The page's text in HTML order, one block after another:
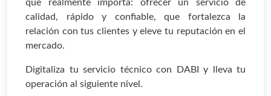
que realmente importa: ofrecer un servicio de
calidad, rápido y confiable, que fortalezca la
relación con tus clientes y eleve tu reputación en el
mercado.
Digitaliza tu servicio técnico con DABI y lleva tu
operación al siguiente nivel.